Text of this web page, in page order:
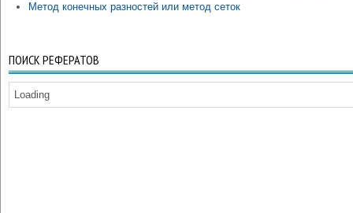
Метод конечных разностей или метод сеток
ПОИСК РЕФЕРАТОВ
Loading